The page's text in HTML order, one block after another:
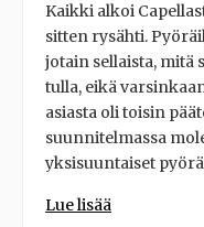
Kaikki alkoi
sitten rysähti.
jotain sellaista, mitä
tulla, eikä
asiasta oli toisin
suunnitelmassa
yksisuuntaiset
Lue lisää